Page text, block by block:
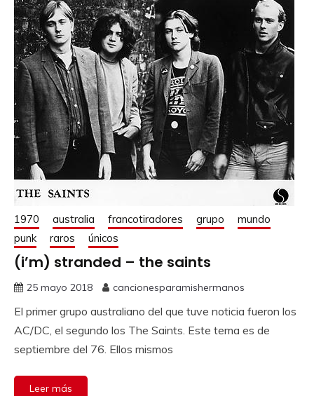
1970 australia francotiradores grupo
mundo
punk
raros únicos
(i’m) stranded – the saints
25 mayo 2018 cancionesparamishermanos
El primer grupo australiano del que tuve noticia fueron los
AC/DC, el segundo los The Saints. Este tema es de
septiembre del 76. Ellos mismos
Leer más